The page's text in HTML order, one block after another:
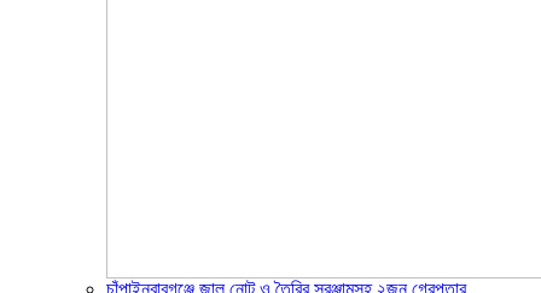
চাঁপাইনবাবগঞ্জে জাল নোট ও তৈরির সরঞ্জামসহ ২জন গ্রেপ্তার